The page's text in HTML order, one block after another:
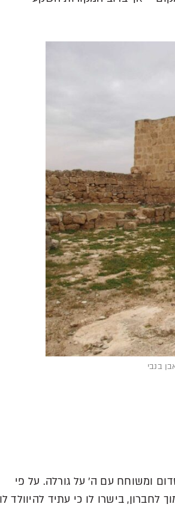
בנבי
ומשוחח עם ה' על גורלה. על פי
בישרו לו כי עתיד להיוולד לו